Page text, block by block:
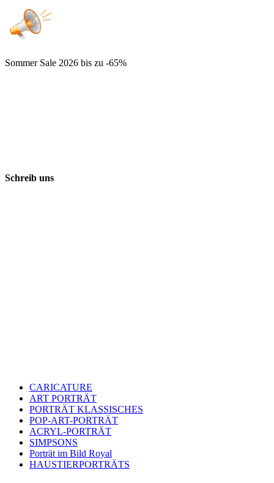
Sommer Sale 2026 bis zu -65%
Schreib uns
CARICATURE
ART PORTRÄT
PORTRÄT KLASSISCHES
POP-ART-PORTRÄT
ACRYL-PORTRÄT
SIMPSONS
Porträt im Bild Royal
HAUSTIERPORTRÄTS